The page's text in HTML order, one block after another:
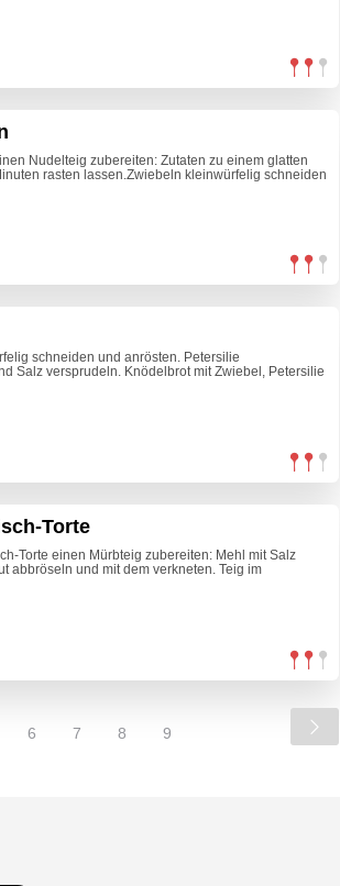
Nudelteig zubereiten: Zutaten zu einem glatten
rasten lassen.Zwiebeln kleinwürfelig schneiden
schneiden und anrösten. Petersilie
Salz versprudeln. Knödelbrot mit Zwiebel, Petersilie
Torte
Torte einen Mürbteig zubereiten: Mehl mit Salz
abbröseln und mit dem verkneten. Teig im
6 7 8 9
zum Video